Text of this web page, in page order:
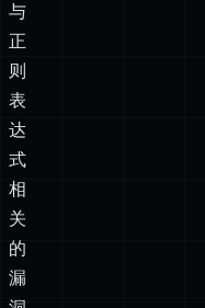
就
是
与
正
则
表
达
式
相
关